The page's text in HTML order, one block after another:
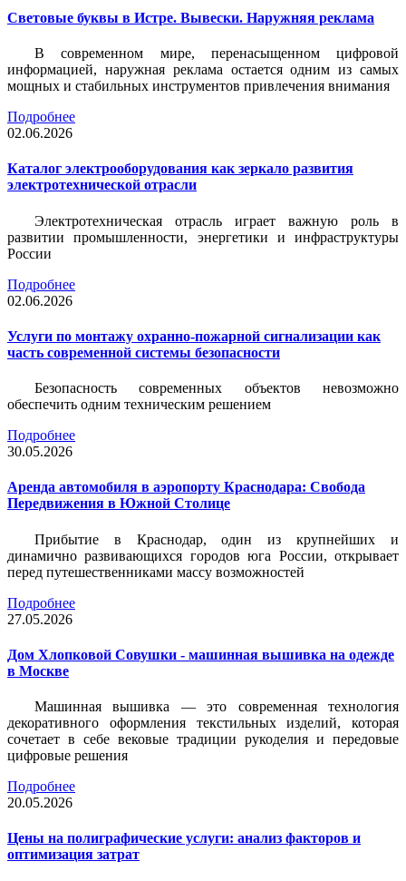
Световые буквы в Истре. Вывески. Наружняя реклама
В современном мире, перенасыщенном цифровой
информацией, наружная реклама остается одним из самых
мощных и стабильных инструментов привлечения внимания
Подробнее
02.06.2026
Каталог электрооборудования как зеркало развития
электротехнической отрасли
Электротехническая отрасль играет важную роль в
развитии промышленности, энергетики и инфраструктуры
России
Подробнее
02.06.2026
Услуги по монтажу охранно-пожарной сигнализации как
часть современной системы безопасности
Безопасность современных объектов невозможно
обеспечить одним техническим решением
Подробнее
30.05.2026
Аренда автомобиля в аэропорту Краснодара: Свобода
Передвижения в Южной Столице
Прибытие в Краснодар, один из крупнейших и
динамично развивающихся городов юга России, открывает
перед путешественниками массу возможностей
Подробнее
27.05.2026
Дом Хлопковой Совушки - машинная вышивка на одежде
в Москве
Машинная вышивка — это современная технология
декоративного оформления текстильных изделий, которая
сочетает в себе вековые традиции рукоделия и передовые
цифровые решения
Подробнее
20.05.2026
Цены на полиграфические услуги: анализ факторов и
оптимизация затрат